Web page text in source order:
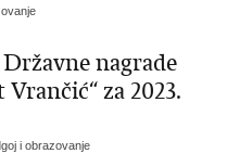
nagrade
za 2023.
i obrazovanje